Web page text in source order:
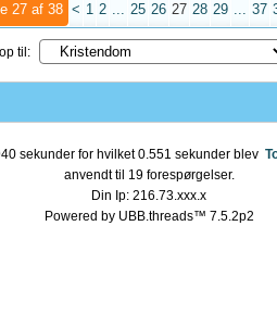
27 af 38 < 1 2 ... 25 26 27 28 29 ... 37
til:
sekunder for hvilket 0.551 sekunder blev
anvendt til 19 forespørgelser.
Din Ip: 216.73.xxx.x
Powered by UBB.threads™ 7.5.2p2